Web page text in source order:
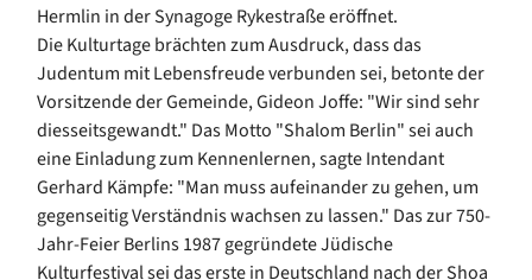
Hermlin in der Synagoge Rykestraße eröffnet.
Die Kulturtage brächten zum Ausdruck, dass das
Judentum mit Lebensfreude verbunden sei, betonte der
Vorsitzende der Gemeinde, Gideon Joffe: "Wir sind sehr
diesseitsgewandt." Das Motto "Shalom Berlin" sei auch
eine Einladung zum Kennenlernen, sagte Intendant
Gerhard Kämpfe: "Man muss aufeinander zu gehen, um
gegenseitig Verständnis wachsen zu lassen." Das zur 750-
Jahr-Feier Berlins 1987 gegründete Jüdische
Kulturfestival sei das erste in Deutschland nach der Shoa